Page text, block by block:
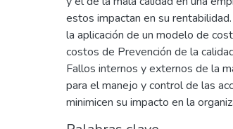
estos impactan en su
la aplicación de un modelo de
costos de Prevención de la
Fallos internos y externos de la
para el manejo y control de las
minimicen su impacto en la